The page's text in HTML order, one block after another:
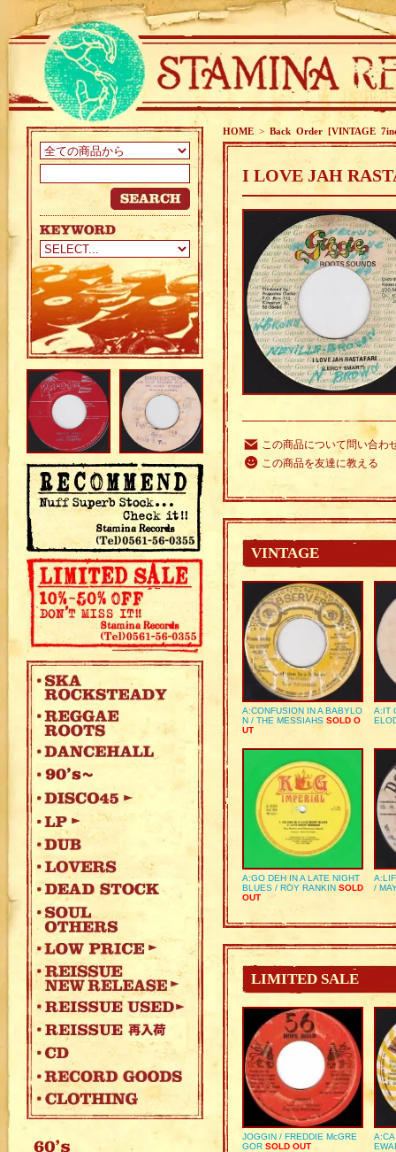
HOME > Back Order [VINTAGE
I LOVE JAH
この商品について問い合わ
この商品を友達に教える
VINTAGE
A:CONFUSION IN A BABYLO
N / THE MESSIAHS SOLD O
UT
A:IT
A:GO DEH IN A LATE NIGHT
BLUES / ROY RANKIN SOLD
OUT
/
LIMITED SALE
JOGGIN / FREDDIE McGRE
GOR SOLD OUT